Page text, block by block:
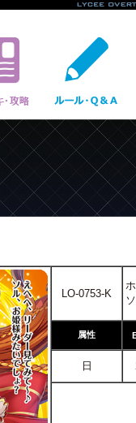
LO-0753-K
属性
日